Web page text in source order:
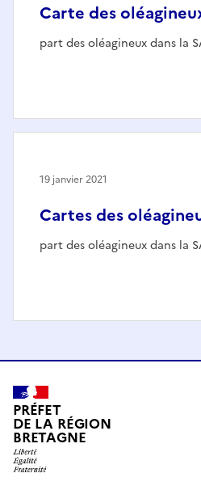
Carte des
part des oléagineux dans la
Cartes des
part des oléagineux dans la
19 janvier 2021
PRÉFET
DE LA RÉGION
BRETAGNE